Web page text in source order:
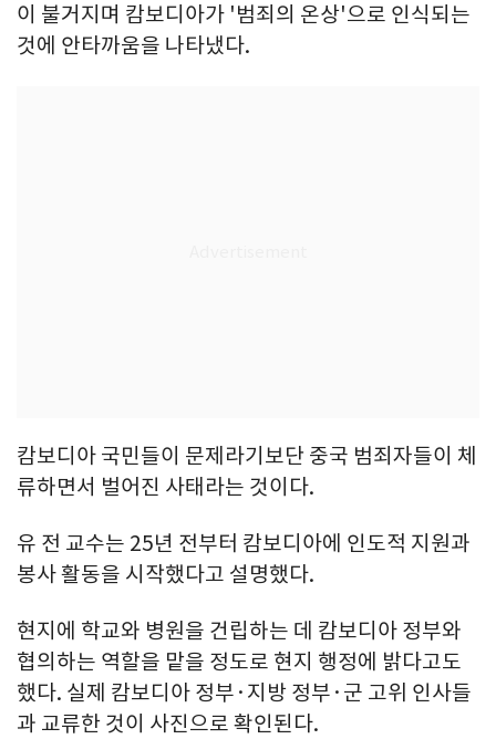
이 불거지며 캄보디아가 '범죄의 온상'으로 인식되는
것에 안타까움을 나타냈다.
캄보디아 국민들이 문제라기보단 중국 범죄자들이 체
류하면서 벌어진 사태라는 것이다.
유 전 교수는 25년 전부터 캄보디아에 인도적 지원과
봉사 활동을 시작했다고 설명했다.
현지에 학교와 병원을 건립하는 데 캄보디아 정부와
협의하는 역할을 맡을 정도로 현지 행정에 밝다고도
했다. 실제 캄보디아 정부·지방 정부·군 고위 인사들
과 교류한 것이 사진으로 확인된다.